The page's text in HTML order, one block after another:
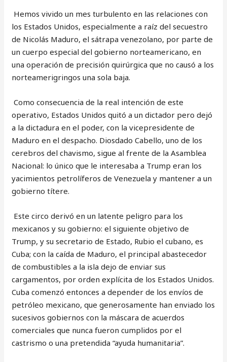
Hemos vivido un mes turbulento en las relaciones con
los Estados Unidos, especialmente a raíz del secuestro
de Nicolás Maduro, el sátrapa venezolano, por parte de
un cuerpo especial del gobierno norteamericano, en
una operación de precisión quirúrgica que no causó a los
norteamerigringos una sola baja.
Como consecuencia de la real intención de este
operativo, Estados Unidos quitó a un dictador pero dejó
a la dictadura en el poder, con la vicepresidente de
Maduro en el despacho. Diosdado Cabello, uno de los
cerebros del chavismo, sigue al frente de la Asamblea
Nacional: lo único que le interesaba a Trump eran los
yacimientos petrolíferos de Venezuela y mantener a un
gobierno títere.
Este circo derivó en un latente peligro para los
mexicanos y su gobierno: el siguiente objetivo de
Trump, y su secretario de Estado, Rubio el cubano, es
Cuba; con la caída de Maduro, el principal abastecedor
de combustibles a la isla dejo de enviar sus
cargamentos, por orden explícita de los Estados Unidos.
Cuba comenzó entonces a depender de los envíos de
petróleo mexicano, que generosamente han enviado los
sucesivos gobiernos con la máscara de acuerdos
comerciales que nunca fueron cumplidos por el
castrismo o una pretendida “ayuda humanitaria”.